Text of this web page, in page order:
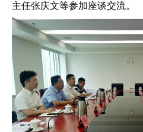
主任张庆文等参加座谈交流。